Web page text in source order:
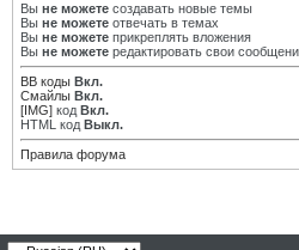
Вы не можете создавать новые темы
Вы не можете отвечать в темах
Вы не можете прикреплять вложения
Вы не можете редактировать свои
BB коды Вкл.
Смайлы Вкл.
[IMG] код Вкл.
HTML код Выкл.
Правила форума